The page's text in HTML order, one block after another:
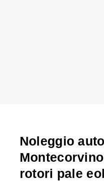
Noleggio
rotori pale